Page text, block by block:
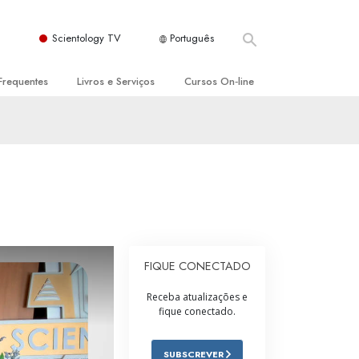
Scientology TV Português
de Scientology
Livros e Serviços
Introdutórias
Introdutórios
Cursos On‑line
Ajudas para Doenças e Ferimentos
Integridade e Honestidade
Casamento
A Escala de Tom Emocional
FIQUE CONECTADO
Receba atualizações e
fique conectado.
SUBSCREVER